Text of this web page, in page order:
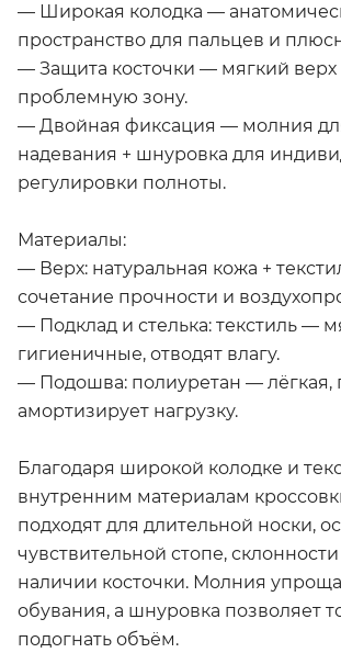
— Широкая колодка —
пространство для пальцев и
— Защита косточки — мягкий верх
проблемную зону.
— Двойная фиксация — молния
надевания + шнуровка для
регулировки полноты.
Материалы:
— Верх: натуральная кожа +
сочетание прочности и
— Подклад и стелька: текстиль —
гигиеничные, отводят влагу.
— Подошва: полиуретан — лёгкая,
амортизирует нагрузку.
Благодаря широкой колодке и
внутренним материалам
подходят для длительной носки,
чувствительной стопе,
наличии косточки. Молния
обувания, а шнуровка позволяет
подогнать объём.